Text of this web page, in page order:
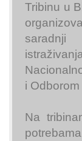
Tribinu u
i
Na